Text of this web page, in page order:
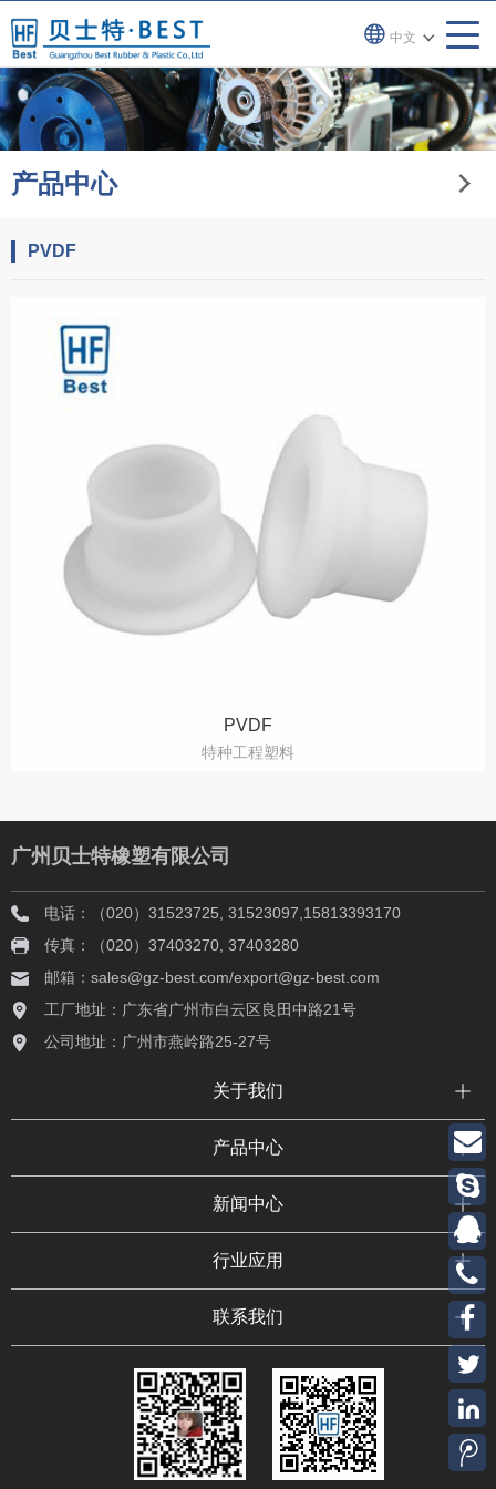
中文
产品中心
PVDF
PVDF
特种工程塑料
广州贝士特橡塑有限公司
电话：（020）31523725, 31523097,15813393170
传真：（020）37403270, 37403280
邮箱：sales@gz-best.com/export@gz-best.com
工厂地址：广东省广州市白云区良田中路21号
公司地址：广州市燕岭路25-27号
关于我们
产品中心
新闻中心
行业应用
联系我们